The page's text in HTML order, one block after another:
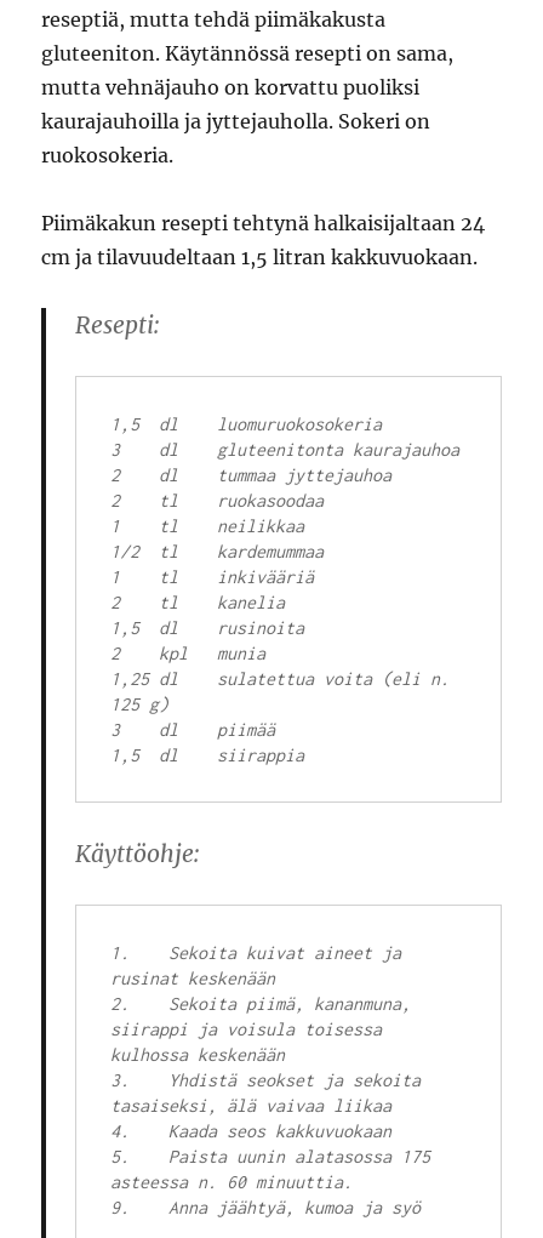
reseptiä, mutta tehdä piimäkakusta
gluteeniton. Käytännössä resepti on sama,
mutta vehnäjauho on korvattu puoliksi
kaurajauhoilla ja jyttejauholla. Sokeri on
ruokosokeria.
Piimäkakun resepti tehtynä halkaisijaltaan 24
cm ja tilavuudeltaan 1,5 litran kakkuvuokaan.
Resepti:
1,5  dl    luomuruokosokeria
3    dl    gluteenitonta kaurajauhoa
2    dl    tummaa jyttejauhoa
2    tl    ruokasoodaa
1    tl    neilikkaa
1/2  tl    kardemummaa
1    tl    inkivääriä
2    tl    kanelia
1,5  dl    rusinoita
2    kpl   munia
1,25 dl    sulatettua voita (eli n.
125 g)
3    dl    piimää
1,5  dl    siirappia
Käyttöohje:
1.    Sekoita kuivat aineet ja
rusinat keskenään
2.    Sekoita piimä, kananmuna,
siirappi ja voisula toisessa
kulhossa keskenään
3.    Yhdistä seokset ja sekoita
tasaiseksi, älä vaivaa liikaa
4.    Kaada seos kakkuvuokaan
5.    Paista uunin alatasossa 175
asteessa n. 60 minuuttia.
9.    Anna jäähtyä, kumoa ja syö